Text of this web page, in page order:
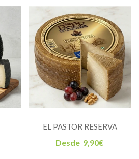
EL PASTOR RESERVA
Desde 9,90€